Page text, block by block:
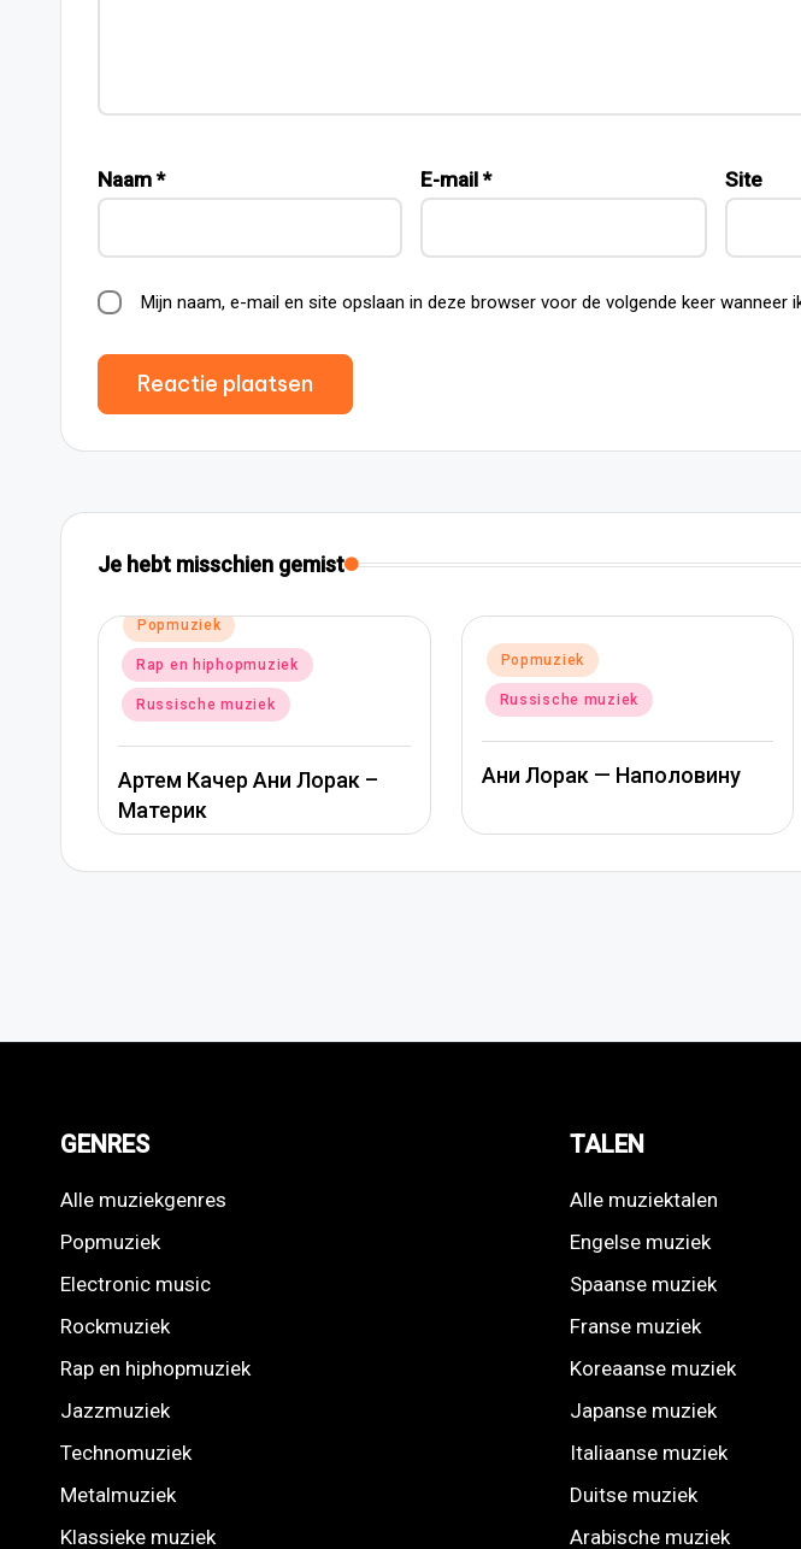
Naam * E-mail * Site
Mijn naam, e-mail en site opslaan in deze browser voor de volgende keer wanneer
Je hebt misschien gemist
hiphopmuziek
Качер Ани Лорак –
Geplaatst
Ани Лорак — Наполовину
Альбина
Пообещай
GENRES
Alle muziekgenres
Popmuziek
Electronic music
Rockmuziek
Rap en hiphopmuziek
Jazzmuziek
Technomuziek
Metalmuziek
Klassieke muziek
TALEN
Alle muziektalen
Engelse muziek
Spaanse muziek
Franse muziek
Koreaanse muziek
Japanse muziek
Italiaanse muziek
Duitse muziek
Arabische muziek